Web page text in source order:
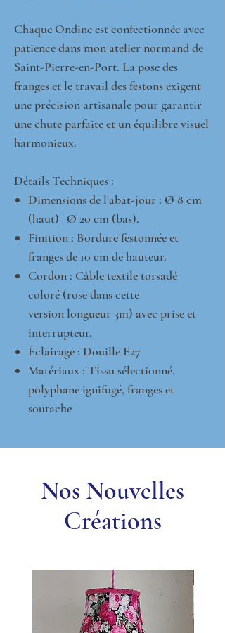
Chaque Ondine est confectionnée avec
patience dans mon atelier normand de
Saint-Pierre-en-Port. La pose des
franges et le travail des festons exigent
une précision artisanale pour garantir
une chute parfaite et un équilibre visuel
harmonieux.
Détails Techniques :
Dimensions de l'abat-jour : Ø 8 cm
(haut) | Ø 20 cm (bas).
Finition : Bordure festonnée et
franges de 10 cm de hauteur.
Cordon : Câble textile torsadé
coloré (rose dans cette
version longueur 3m) avec prise et
interrupteur.
Éclairage : Douille E27
Matériaux : Tissu sélectionné,
polyphane ignifugé, franges et
soutache
Nos Nouvelles
Créations